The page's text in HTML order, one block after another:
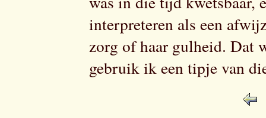
interpreteren als een
zorg of haar gulheid. Dat
gebruik ik een tipje van